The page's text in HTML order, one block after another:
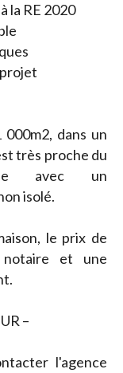
la RE 2020
dans un
très proche du
avec un
isolé.
le prix de
et une
–
l'agence